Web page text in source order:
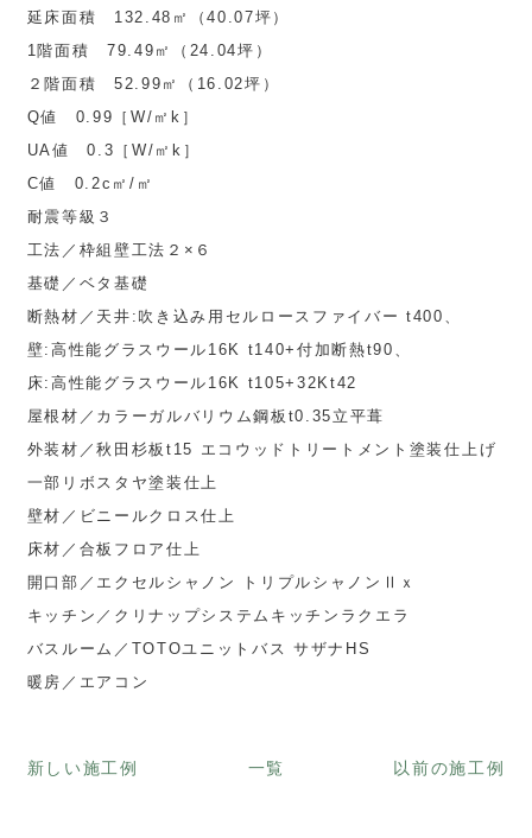
延床面積 132.48㎡（40.07坪）
1階面積 79.49㎡（24.04坪）
２階面積 52.99㎡（16.02坪）
Q値 0.99［W/㎡k］
UA値 0.3［W/㎡k］
C値 0.2c㎡/㎡
耐震等級３
工法／枠組壁工法２×６
基礎／ベタ基礎
断熱材／天井:吹き込み用セルロースファイバー t400、
壁:高性能グラスウール16K t140+付加断熱t90、
床:高性能グラスウール16K t105+32Kt42
屋根材／カラーガルバリウム鋼板t0.35立平葺
外装材／秋田杉板t15 エコウッドトリートメント塗装仕上げ
一部リボスタヤ塗装仕上
壁材／ビニールクロス仕上
床材／合板フロア仕上
開口部／エクセルシャノン トリプルシャノンⅡｘ
キッチン／クリナップシステムキッチンラクエラ
バスルーム／TOTOユニットバス サザナHS
暖房／エアコン
新しい施工例 一覧 以前の施工例